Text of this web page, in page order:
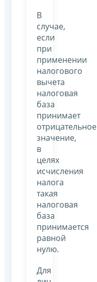
В
случае,
если
при
применении
налогового
вычета
налоговая
база
принимает
отрицательное
значение,
в
целях
исчисления
налога
такая
налоговая
база
принимается
равной
нулю.
Для